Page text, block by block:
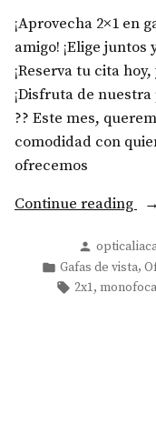
¡Aprovecha 2×1 en
amigo! ¡Elige
¡Reserva tu cita
¡Disfruta de
?? Este mes,
comodidad con
ofrecemos
Continue reading
Posted
by
Posted
in
Gafas de vista,
Tags:
2x1,